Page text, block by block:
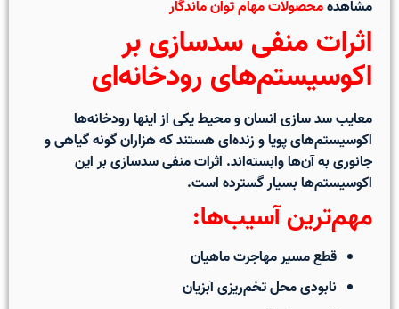
مشاهدهمحصولات مهام توان ماندگار
اثرات منفی سدسازی بر
اکوسیستم‌های رودخانه‌ای
معایب سد سازی انسان و محیطیکی از اینها رودخانه‌ها
اکوسیستم‌های پویا و زنده‌ای هستند که هزاران گونه گیاهی و
جانوری به آن‌ها وابسته‌اند. اثرات منفی سدسازیبر این
اکوسیستم‌ها بسیار گسترده است.
مهم‌ترین آسیب‌ها:
قطع مسیر مهاجرت ماهیان
نابودی محل تخم‌ریزی آبزیان